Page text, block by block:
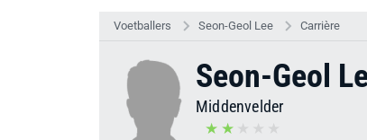
Voetballers Seon-Geol Lee Carrière
Seon-Geol
Middenvelder